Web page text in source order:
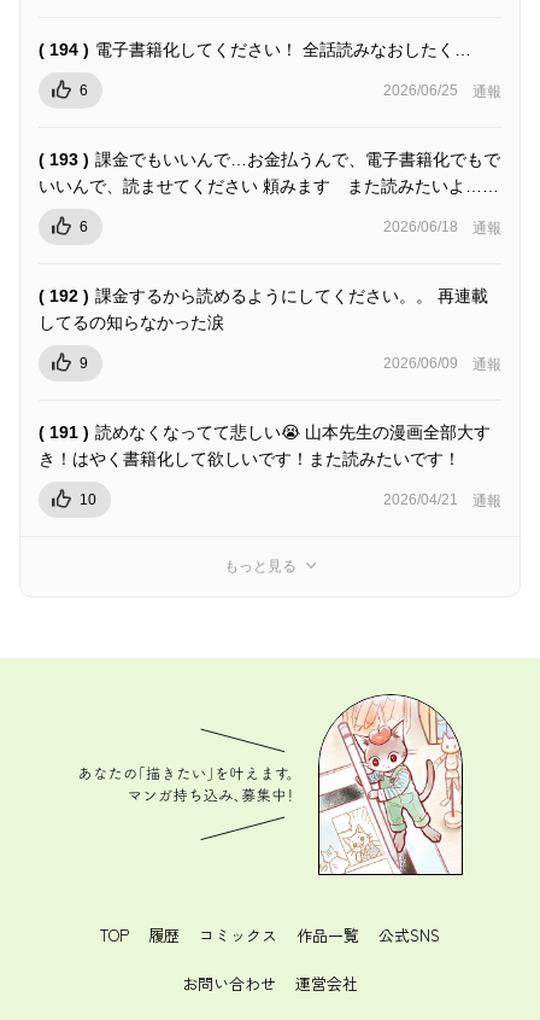
( 194 ) 電子書籍化してください！ 全話読みなおしたく…
6 2026/06/25 通報
( 193 ) 課金でもいいんで…お金払うんで、電子書籍化でもで
いいんで、読ませてください 頼みます また読みたいよ……
6 2026/06/18 通報
( 192 ) 課金するから読めるようにしてください。。 再連載
してるの知らなかった涙
9 2026/06/09 通報
( 191 ) 読めなくなってて悲しい😭 山本先生の漫画全部大す
き！はやく書籍化して欲しいです！また読みたいです！
10 2026/04/21 通報
もっと見る
TOP 履歴 コミックス 作品一覧 公式SNS
お問い合わせ 運営会社
あなたの「描きたい」を叶えます。 マンガ持ち込
み、募集中！